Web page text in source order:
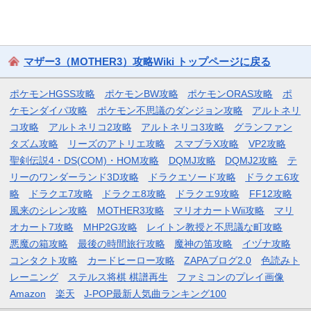
マザー3（MOTHER3）攻略Wiki トップページに戻る
ポケモンHGSS攻略 ポケモンBW攻略 ポケモンORAS攻略
ポ
ケモンダイパ攻略
ポケモン不思議のダンジョン攻略
アルトネリ
コ攻略
アルトネリコ2攻略 アルトネリコ3攻略
グランファン
タズム攻略
リーズのアトリエ攻略 スマブラX攻略
VP2攻略
聖剣伝説4・DS(COM)・HOM攻略
DQMJ攻略 DQMJ2攻略
テ
リーのワンダーランド3D攻略
ドラクエソード攻略
ドラクエ6攻
略
ドラクエ7攻略 ドラクエ8攻略 ドラクエ9攻略
FF12攻略
風来のシレン攻略
MOTHER3攻略 マリオカートWii攻略
マリ
オカート7攻略
MHP2G攻略
レイトン教授と不思議な町攻略
悪魔の箱攻略
最後の時間旅行攻略 魔神の笛攻略
イヅナ攻略
コンタクト攻略
カードヒーロー攻略 ZAPAブログ2.0
色読みト
レーニング
ステルス将棋 棋譜再生
ファミコンのプレイ画像
Amazon
楽天 J-POP最新人気曲ランキング100